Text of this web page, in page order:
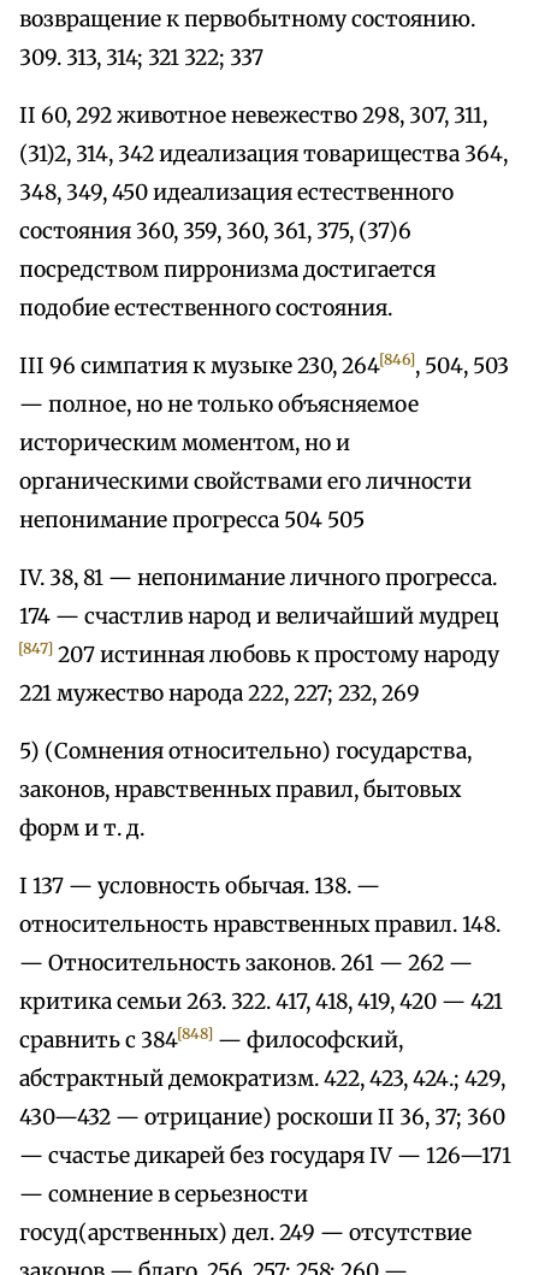
возвращение к первобытному состоянию.
309. 313, 314; 321 322; 337
II 60, 292 животное невежество 298, 307, 311,
(31)2, 314, 342 идеализация товарищества 364,
348, 349, 450 идеализация естественного
состояния 360, 359, 360, 361, 375, (37)6
посредством пирронизма достигается
подобие естественного состояния.
III 96 симпатия к музыке 230, 264[846], 504, 503
— полное, но не только объясняемое
историческим моментом, но и
органическими свойствами его личности
непонимание прогресса 504 505
IV. 38, 81 — непонимание личного прогресса.
174 — счастлив народ и величайший мудрец
[847] 207 истинная любовь к простому народу
221 мужество народа 222, 227; 232, 269
5) (Сомнения относительно) государства,
законов, нравственных правил, бытовых
форм и т. д.
I 137 — условность обычая. 138. —
относительность нравственных правил. 148.
— Относительность законов. 261 — 262 —
критика семьи 263. 322. 417, 418, 419, 420 — 421
сравнить с 384[848] — философский,
абстрактный демократизм. 422, 423, 424.; 429,
430—432 — отрицание) роскоши II 36, 37; 360
— счастье дикарей без государя IV — 126—171
— сомнение в серьезности
госуд(арственных) дел. 249 — отсутствие